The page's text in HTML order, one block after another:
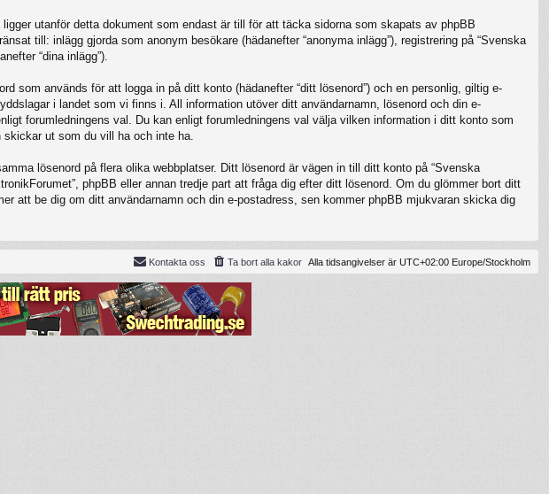
utanför detta dokument som endast är till för att täcka sidorna som skapats av phpBB
till: inlägg gjorda som anonym besökare (hädanefter “anonyma inlägg”), registrering på “Svenska
“dina inlägg”).
som används för att logga in på ditt konto (hädanefter “ditt lösenord”) och en personlig, giltig e-
i landet som vi finns i. All information utöver ditt användarnamn, lösenord och din e-
forumledningens val. Du kan enligt forumledningens val välja vilken information i ditt konto som
ut som du vill ha och inte ha.
lösenord på flera olika webbplatser. Ditt lösenord är vägen in till ditt konto på “Svenska
phpBB eller annan tredje part att fråga dig efter ditt lösenord. Om du glömmer bort ditt
att be dig om ditt användarnamn och din e-postadress, sen kommer phpBB mjukvaran skicka dig
Alla tidsangivelser är UTC+02:00 Europe/Stockholm
Ta bort alla kakor
Kontakta oss